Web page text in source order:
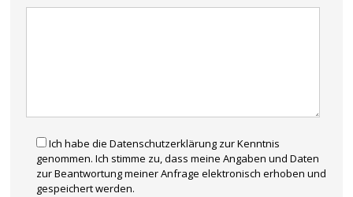
Ich habe die Datenschutzerklärung zur Kenntnis
genommen. Ich stimme zu, dass meine Angaben und Daten
zur Beantwortung meiner Anfrage elektronisch erhoben und
gespeichert werden.